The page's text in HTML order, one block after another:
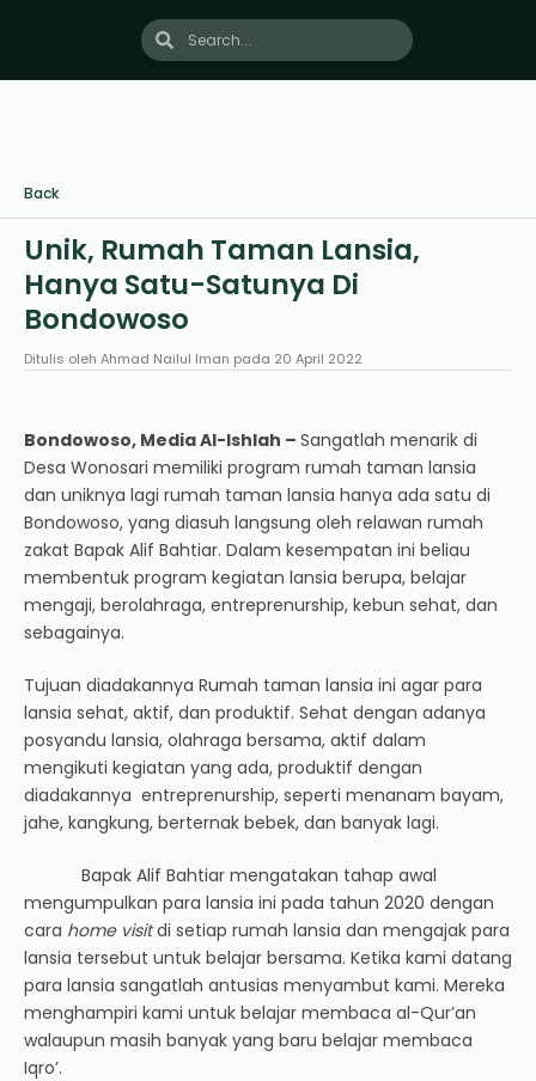
Back
Unik, Rumah Taman Lansia,
Hanya Satu-Satunya Di
Bondowoso
Ditulis oleh Ahmad Nailul Iman pada 20 April 2022
Bondowoso, Media Al-Ishlah – Sangatlah menarik di
Desa Wonosari memiliki program rumah taman lansia
dan uniknya lagi rumah taman lansia hanya ada satu di
Bondowoso, yang diasuh langsung oleh relawan rumah
zakat Bapak Alif Bahtiar. Dalam kesempatan ini beliau
membentuk program kegiatan lansia berupa, belajar
mengaji, berolahraga, entreprenurship, kebun sehat, dan
sebagainya.
Tujuan diadakannya Rumah taman lansia ini agar para
lansia sehat, aktif, dan produktif. Sehat dengan adanya
posyandu lansia, olahraga bersama, aktif dalam
mengikuti kegiatan yang ada, produktif dengan
diadakannya entreprenurship, seperti menanam bayam,
jahe, kangkung, berternak bebek, dan banyak lagi.
Bapak Alif Bahtiar mengatakan tahap awal
mengumpulkan para lansia ini pada tahun 2020 dengan
cara home visitdi setiap rumah lansia dan mengajak para
lansia tersebut untuk belajar bersama. Ketika kami datang
para lansia sangatlah antusias menyambut kami. Mereka
menghampiri kami untuk belajar membaca al-Qur’an
walaupun masih banyak yang baru belajar membaca
Iqro’.